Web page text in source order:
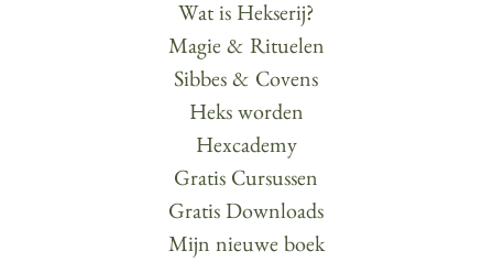
Wat is Hekserij?
Magie & Rituelen
Sibbes & Covens
Heks worden
Hexcademy
Gratis Cursussen
Gratis Downloads
Mijn nieuwe boek